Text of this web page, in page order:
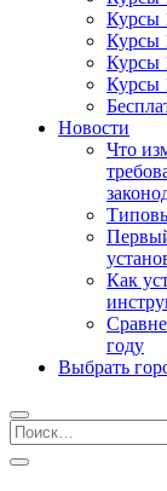
Курсы
Курсы
Курсы
Новости
Что
Как
году
Выбрать
Найти: